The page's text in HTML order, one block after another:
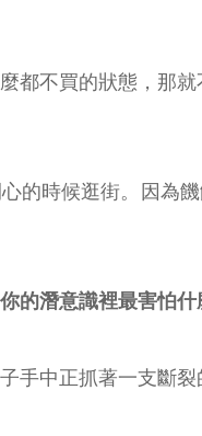
都不買的狀態，那
的時候逛街。因為
的潛意識裡最害怕
手中正抓著一支斷裂